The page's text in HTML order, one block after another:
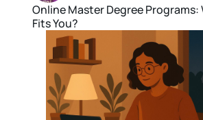
Online Master Degree Programs:
Fits You?